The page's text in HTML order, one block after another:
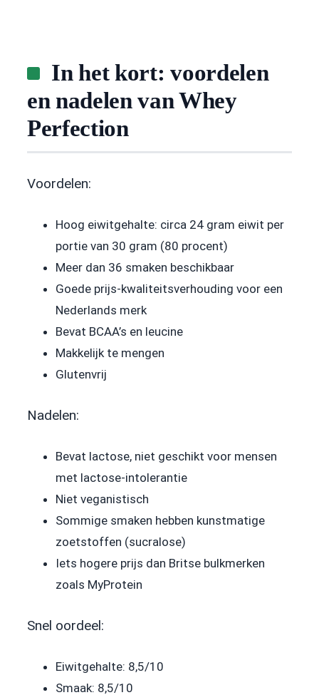
In het kort: voordelen
en nadelen van Whey
Perfection
Voordelen:
Hoog eiwitgehalte: circa 24 gram eiwit per
portie van 30 gram (80 procent)
Meer dan 36 smaken beschikbaar
Goede prijs-kwaliteitsverhouding voor een
Nederlands merk
Bevat BCAA’s en leucine
Makkelijk te mengen
Glutenvrij
Nadelen:
Bevat lactose, niet geschikt voor mensen
met lactose-intolerantie
Niet veganistisch
Sommige smaken hebben kunstmatige
zoetstoffen (sucralose)
Iets hogere prijs dan Britse bulkmerken
zoals MyProtein
Snel oordeel:
Eiwitgehalte: 8,5/10
Smaak: 8,5/10